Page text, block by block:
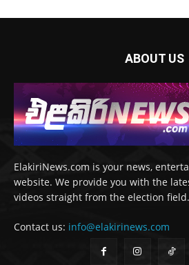
ABOUT US
ElakiriNews.com is your news,
website. We provide you with the
videos straight from the election field.
Contact us: info@elakirinews.com